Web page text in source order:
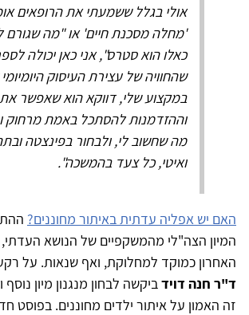
אולי בגלל ששמעתי את הרופאים
'מחלה מסכנת חיים' או "מה שגורם
כאלו הוא סטרס", אני כאן יכולה
שהחוויה של עצירת העיסוק
במקצוע שלי, דווקא הוא שאפשר
וההזדמנות להסתכל באמת מרחוק
מה שחשוב לי, ולבחור בפינצטה
ואיטי, כל צעד בהמשכה".
האם יש אפליה עדתית באיתור מחוננים?
המיון הצה"לי מהמשקפיים של הנושא
האחרון כמוקד למחלוקת, ואף שנאות. על
ד"ר חנה דוידביקשה לבחון מנגנון מיון
זה האמון על איתור ילדים מחוננים. בפוסט